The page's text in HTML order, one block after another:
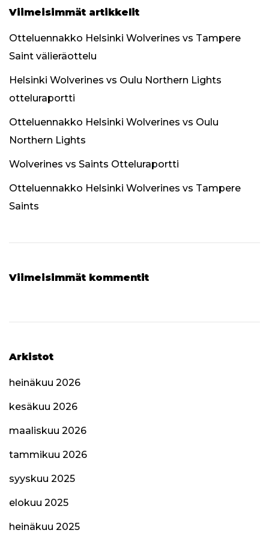
Viimeisimmät artikkelit
Otteluennakko Helsinki Wolverines vs Tampere
Saint välieräottelu
Helsinki Wolverines vs Oulu Northern Lights
otteluraportti
Otteluennakko Helsinki Wolverines vs Oulu
Northern Lights
Wolverines vs Saints Otteluraportti
Otteluennakko Helsinki Wolverines vs Tampere
Saints
Viimeisimmät kommentit
Arkistot
heinäkuu 2026
kesäkuu 2026
maaliskuu 2026
tammikuu 2026
syyskuu 2025
elokuu 2025
heinäkuu 2025